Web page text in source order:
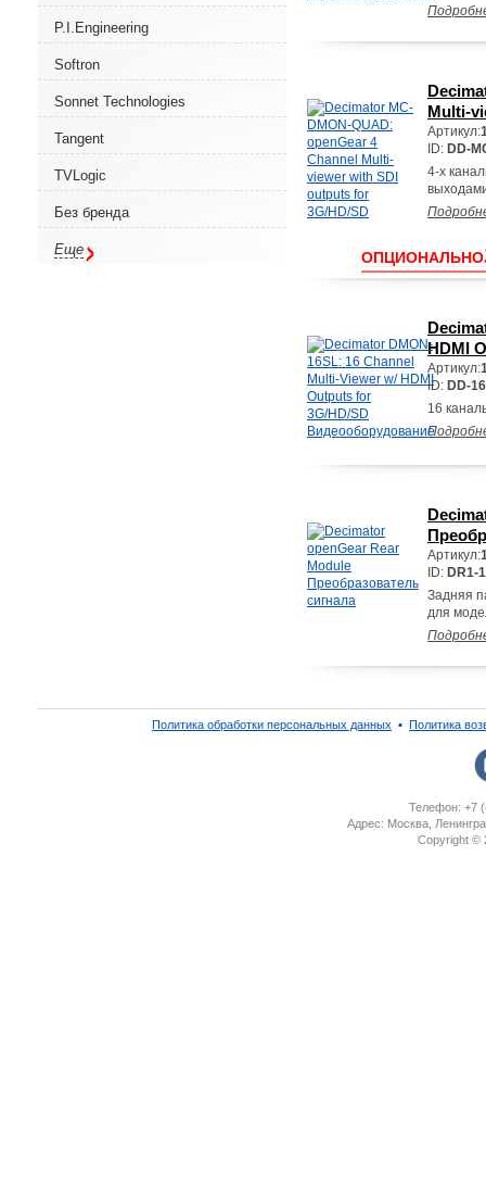
P.I.Engineering
Softron
Sonnet Technologies
Tangent
TVLogic
Без бренда
Еще
Multi-
Артикул:
ID: DD-
4-х
ОПЦИОНАЛЬНО
HDMI
Артикул:
ID: DD-
16
Артикул:
ID: DR1-
Задняя
для
Политика обработки персональных данных ▪ Политика
Телефон: +7
Адрес: Москва,
Copyright ©